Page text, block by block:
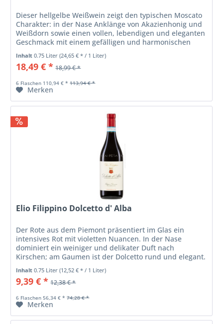
Dieser hellgelbe Weißwein zeigt den typischen Moscato
Charakter: in der Nase Anklänge von Akazienhonig und
Weißdorn sowie einen vollen, lebendigen und eleganten
Geschmack mit einem gefälligen und harmonischen
Finish. Ein Genuss zu...
Inhalt0.75 Liter(24,65 € * / 1 Liter)
18,49 € * 18,99 € *
6 Flaschen 110,94 € * 113,94 € *
Merken
Elio Filippino Dolcetto d' Alba
Der Rote aus dem Piemont präsentiert im Glas ein
intensives Rot mit violetten Nuancen. In der Nase
dominiert ein weiniger und delikater Duft nach
Kirschen; am Gaumen ist der Dolcetto rund und elegant.
Inhalt0.75 Liter(12,52 € * / 1 Liter)
9,39 € * 12,38 € *
6 Flaschen 56,34 € * 74,28 € *
Merken